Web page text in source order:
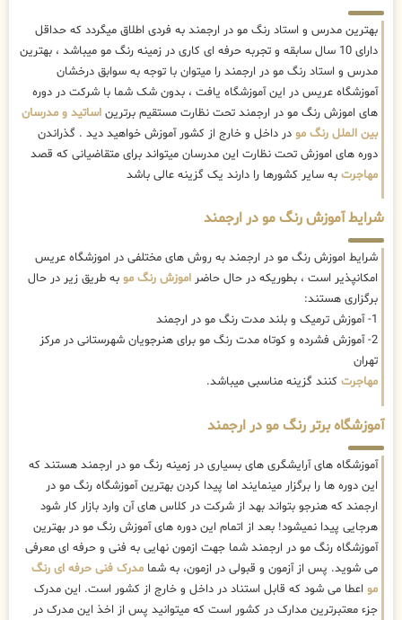
بهترین مدرس و استاد رنگ مو در ارجمند به فردی اطلاق میگردد که حداقل
دارای 10 سال سابقه و تجربه حرفه ای کاری در زمینه رنگ مو میباشد ، بهترین
مدرس و استاد رنگ مو در ارجمند را میتوان با توجه به سوابق درخشان
آموزشگاه عریس در این آموزشگاه یافت ، بدون شک شما با شرکت در دوره
های اموزش رنگ مو در ارجمند تحت نظارت مستقیم برترین اساتید و مدرسان
بین الملل رنگ مو در داخل و خارج از کشور آموزش خواهید دید . گذراندن
دوره های اموزش تحت نظارت این مدرسان میتواند برای متقاضیانی که قصد
مهاجرت به سایر کشورها را دارند یک گزینه عالی باشد
شرایط آموزش رنگ مو در ارجمند
شرایط اموزش رنگ مو در ارجمند به روش های مختلفی در اموزشگاه عریس
امکانپذیر است ، بطوریکه در حال حاضر اموزش رنگ مو به طریق زیر در حال
برگزاری هستند:
1- آموزش ترمیک و بلند مدت رنگ مو در ارجمند
2- آموزش فشرده و کوتاه مدت رنگ مو برای هنرجویان شهرستانی در مرکز
تهران
مهاجرت کنند گزینه مناسبی میباشد.
آموزشگاه برتر رنگ مو در ارجمند
آموزشگاه های آرایشگری های بسیاری در زمینه رنگ مو در ارجمند هستند که
این دوره ها را برگزار مینمایند اما پیدا کردن بهترین آموزشگاه رنگ مو در
ارجمند که هنرجو بتواند بهد از شرکت در کلاس های آن وارد بازار کار شود
هرجایی پیدا نمیشود! بعد از اتمام این دوره های آموزش رنگ مو در بهترین
آموزشگاه رنگ مو در ارجمند شما جهت ازمون نهایی به فنی و حرفه ای معرفی
می شوید. پس از آزمون و قبولی در ازمون، به شما مدرک فنی حرفه ای رنگ
مو اعطا می شود که قابل استناد در داخل و خارج از کشور است. این مدرک
جزء معتبرترین مدارک در کشور است که میتوانید پس از اخذ این مدرک در